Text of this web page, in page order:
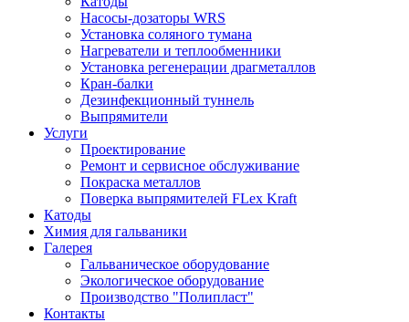
Насосы-дозаторы WRS
Установка соляного тумана
Нагреватели и теплообменники
Установка регенерации драгметаллов
Кран-балки
Дезинфекционный туннель
Выпрямители
Услуги
Проектирование
Ремонт и сервисное обслуживание
Покраска металлов
Поверка выпрямителей FLex Kraft
Катоды
Химия для гальваники
Галерея
Гальваническое оборудование
Экологическое оборудование
Производство "Полипласт"
Контакты